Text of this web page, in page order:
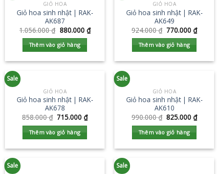
GIỎ HOA
Giỏ hoa sinh nhật | RAK-
AK687
1.056.000₫ 880.000 ₫
Thêm vào giỏ hàng
GIỎ HOA
Giỏ hoa sinh nhật | RAK-
AK649
924.000₫ 770.000₫
Thêm vào giỏ hàng
Sale
GIỎ HOA
Giỏ hoa sinh nhật | RAK-
AK678
858.000₫ 715.000₫
Thêm vào giỏ hàng
Sale
GIỎ HOA
Giỏ hoa sinh nhật | RAK-
AK610
990.000₫ 825.000₫
Thêm vào giỏ hàng
Sale Sale